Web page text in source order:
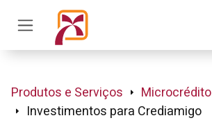
Produtos e Serviços Microcrédito
Investimentos para Crediamigo